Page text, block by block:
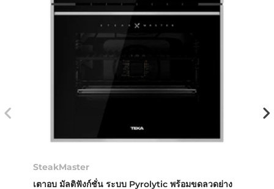
SteakMaster
เตาอบ มัลติฟังก์ชั่น ระบบ Pyrolytic พร้อมขดลวดย่าง